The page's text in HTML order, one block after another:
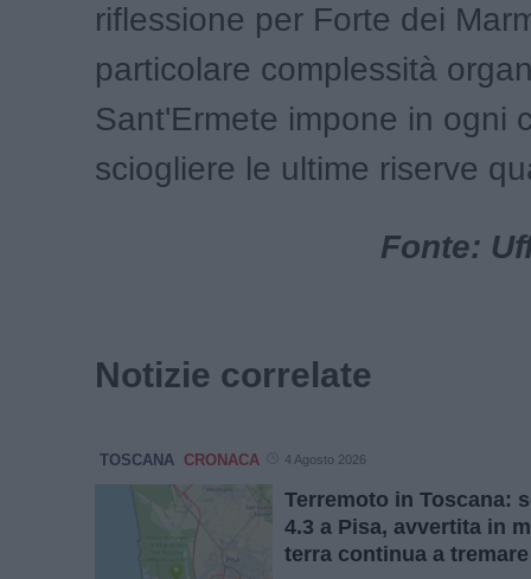
riflessione per Forte dei
particolare complessità
Sant'Ermete impone in ogni
sciogliere le ultime riserve
Fonte:
Notizie correlate
TOSCANA CRONACA 4 Agosto 2026
Terremoto in Toscana:
4.3 a Pisa, avvertita in
terra continua a tremare